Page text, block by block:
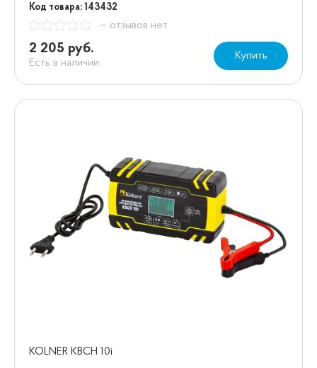
Код товара: 143432
— отзывов нет
2 205 руб.
Есть в наличии
Купить
KOLNER KBCH 10i